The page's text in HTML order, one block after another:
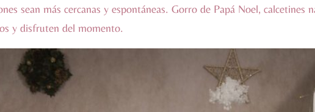
sean más cercanas y espontáneas. Gorro de Papá Noel, calcetines
y disfruten del momento.